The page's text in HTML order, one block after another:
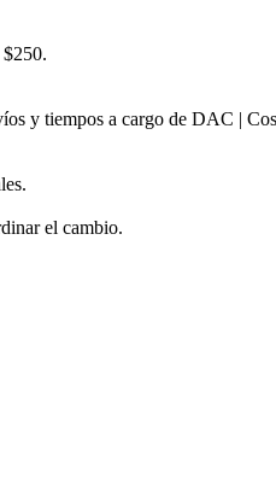
y tiempos a cargo de DAC |
el cambio.